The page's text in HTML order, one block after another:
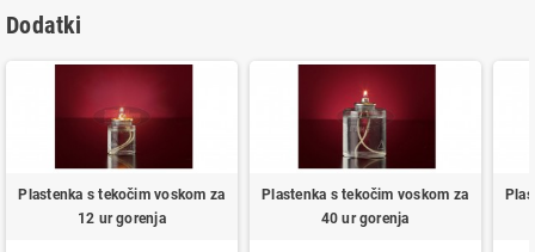
Dodatki
Plastenka s tekočim voskom za
12 ur gorenja
Plastenka s tekočim voskom za
40 ur gorenja